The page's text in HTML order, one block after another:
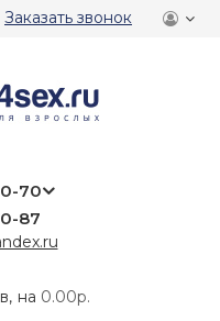
Заказать звонок
70
87
на 0.00р.